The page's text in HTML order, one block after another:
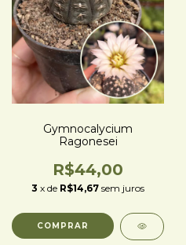
Gymnocalycium
Ragonesei
R$44,00
3 x de R$14,67 sem juros